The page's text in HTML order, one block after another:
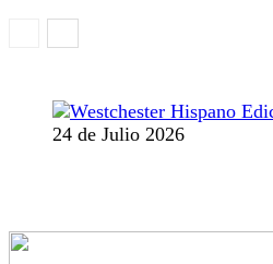
24 de Julio 2026